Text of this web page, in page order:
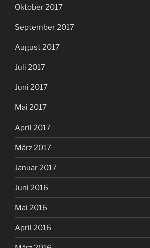
Oktober 2017
September 2017
August 2017
Juli 2017
Juni 2017
Mai 2017
April 2017
März 2017
Januar 2017
Juni 2016
Mai 2016
April 2016